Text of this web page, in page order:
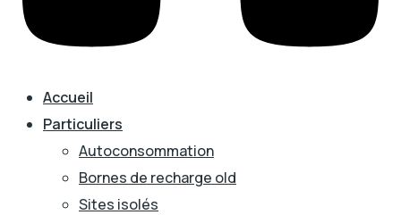
Accueil
Particuliers
Autoconsommation
Bornes de recharge old
Sites isolés